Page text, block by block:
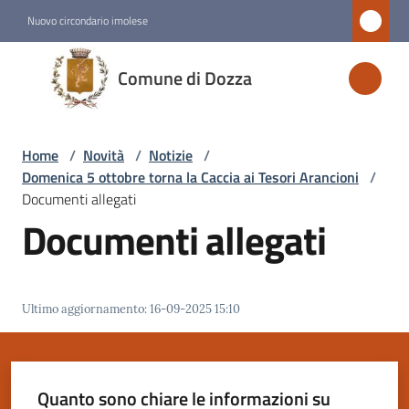
Nuovo circondario imolese
Comune di Dozza
Comune
di
Dozza
Amministrazione
Novità
Servizi
Vivere
Dozza
Home / Novità / Notizie /
Domenica 5 ottobre torna la Caccia ai Tesori Arancioni /
Documenti allegati
Documenti allegati
Ultimo aggiornamento:16-09-2025 15:10
Quanto sono chiare le informazioni su